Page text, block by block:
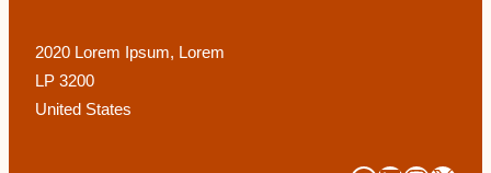
2020 Lorem Ipsum, Lorem
LP 3200
United States